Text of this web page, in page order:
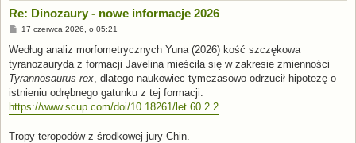
Re: Dinozaury - nowe informacje 2026
P
s
17 czerwca 2026, o 05:21
Według analiz morfometrycznych Yuna (2026) kość szczękowa
tyranozauryda z formacji Javelina mieściła się w zakresie zmienności
Tyrannosaurus rex , dlatego naukowiec tymczasowo odrzucił hipotezę o
istnieniu odrębnego gatunku z tej formacji.
https://www.scup.com/doi/10.18261/let.60.2.2
Tropy teropodów z środkowej jury Chin.